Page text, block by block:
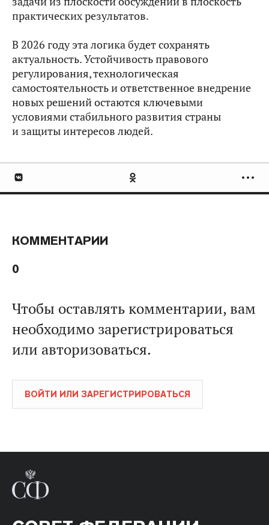
практических результатов.
В 2026 году эта логика будет сохранять
актуальность. Устойчивость правового
регулирования, технологическая
самостоятельность и ответственное внедрение
новых решений остаются ключевыми
условиями стабильного развития страны
и защиты интересов людей.
КОММЕНТАРИИ
0
Чтобы оставлять комментарии, вам
необходимо зарегистрироваться
или авторизоваться.
ВОЙТИ ИЛИ ЗАРЕГИСТРИРОВАТЬСЯ